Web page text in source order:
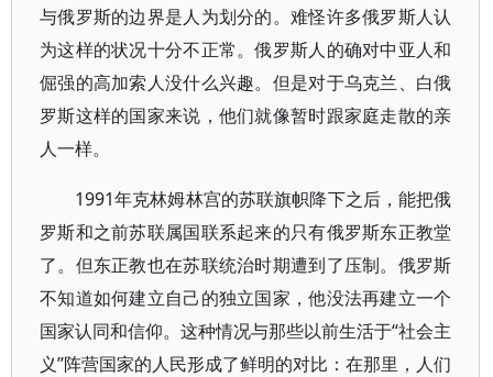
与俄罗斯的边界是人为划分的。难怪许多俄罗斯人认
为这样的状况十分不正常。俄罗斯人的确对中亚人和
倔强的高加索人没什么兴趣。但是对于乌克兰、白俄
罗斯这样的国家来说，他们就像暂时跟家庭走散的亲
人一样。
1991年克林姆林宫的苏联旗帜降下之后，能把俄
罗斯和之前苏联属国联系起来的只有俄罗斯东正教堂
了。但东正教也在苏联统治时期遭到了压制。俄罗斯
不知道如何建立自己的独立国家，他没法再建立一个
国家认同和信仰。这种情况与那些以前生活于“社会主
义”阵营国家的人民形成了鲜明的对比：在那里，人们